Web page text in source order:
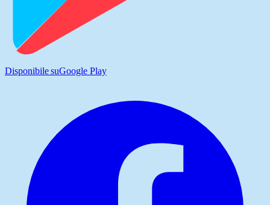
Disponibile suGoogle Play